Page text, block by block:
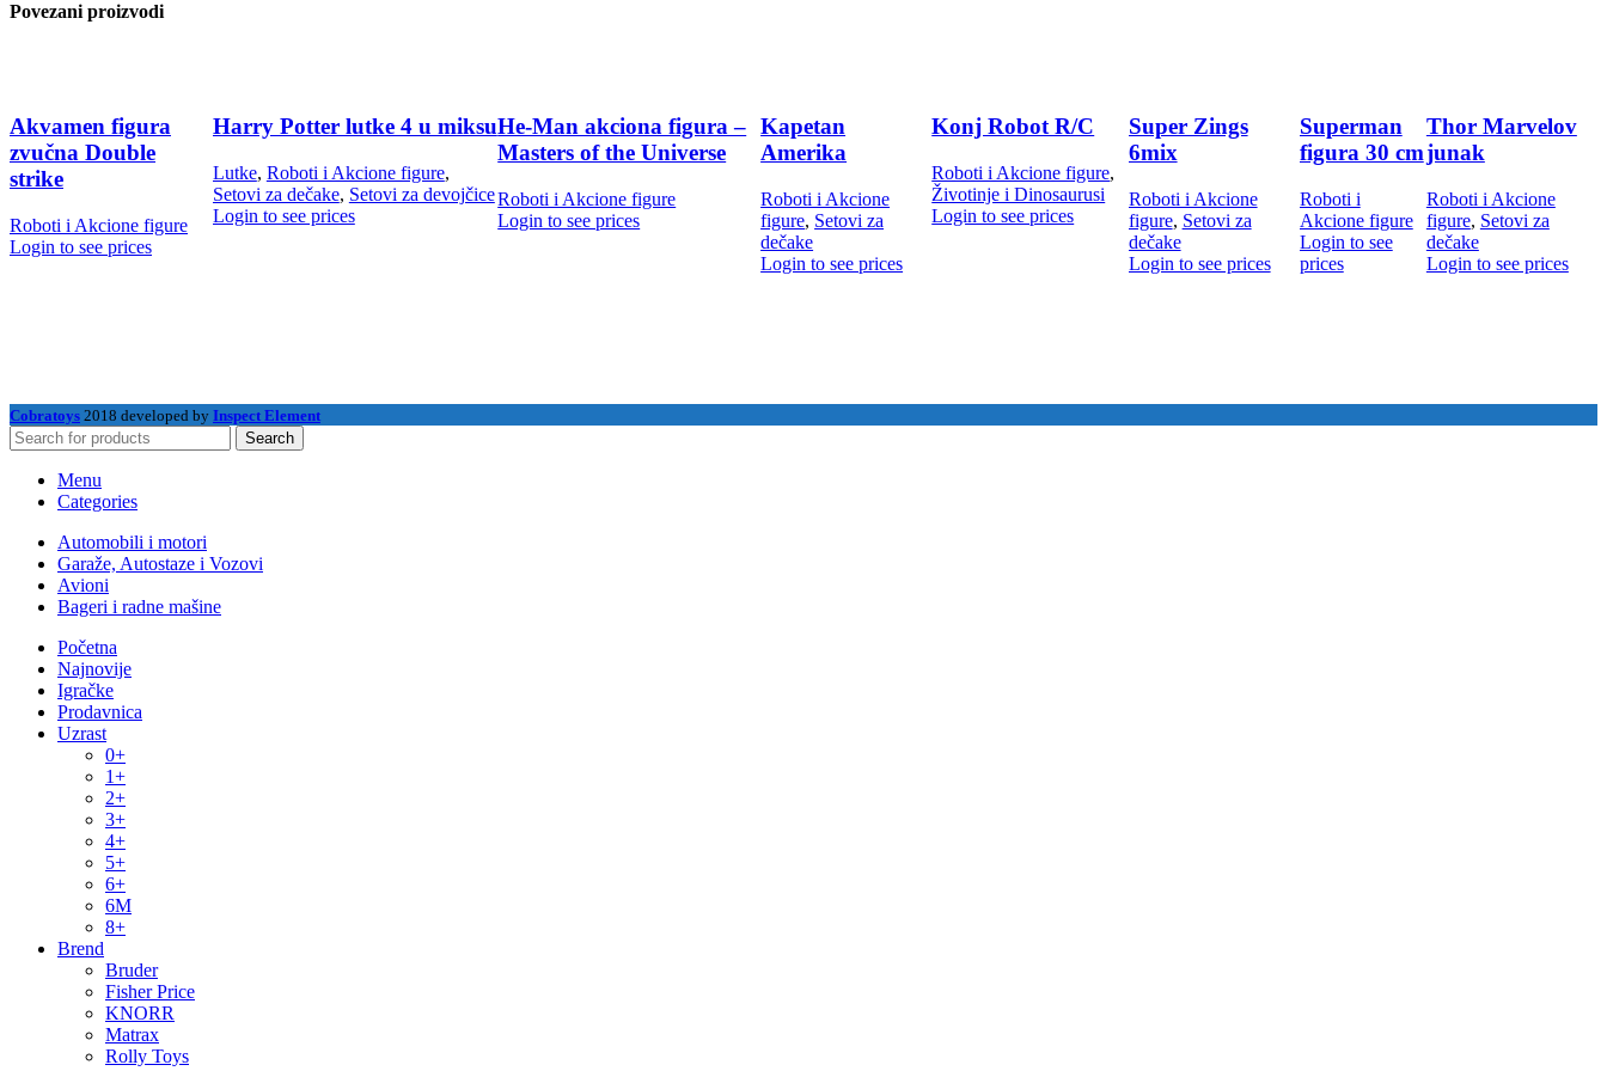
Povezani proizvodi
Akvamen figura
zvučna Double
strike
Roboti i Akcione figure
Login to see prices
Harry Potter lutke 4 u miksu
Lutke, Roboti i Akcione figure,
Setovi za dečake, Setovi za devojčice
Login to see prices
He-Man akciona figura –
Masters of the Universe
Roboti i Akcione figure
Login to see prices
Kapetan
Amerika
Roboti i Akcione
figure, Setovi za
dečake
Login to see prices
Konj Robot R/C
Roboti i Akcione figure,
Životinje i Dinosaurusi
Login to see prices
Super Zings
6mix
Roboti i Akcione
figure, Setovi za
dečake
Login to see prices
Superman
figura 30 cm
Roboti i
Akcione figure
Login to see
prices
Thor Marvelov
junak
Roboti i Akcione
figure, Setovi za
dečake
Login to see prices
Cobratoys 2018 developed by Inspect Element
Search
Menu
Categories
Automobili i motori
Garaže, Autostaze i Vozovi
Avioni
Bageri i radne mašine
Početna
Najnovije
Igračke
Prodavnica
Uzrast
0+
1+
2+
3+
4+
5+
6+
6M
8+
Brend
Bruder
Fisher Price
KNORR
Matrax
Rolly Toys